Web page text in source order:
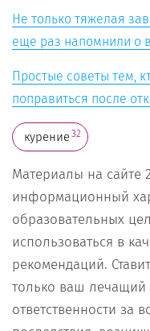
Не только тяжелая
еще раз напомнили о
Простые советы тем,
поправиться после
курение32
Материалы на сайте
информационный
образовательных
использоваться в
рекомендаций.
только ваш лечащий
ответственности за